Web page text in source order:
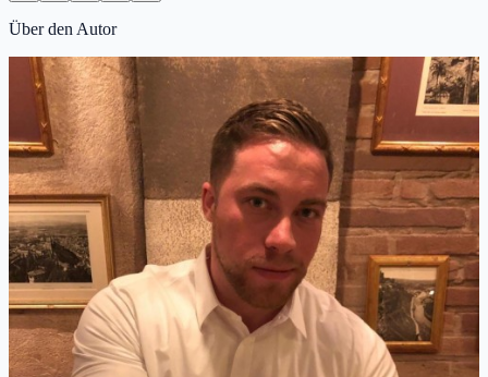
Über den Autor